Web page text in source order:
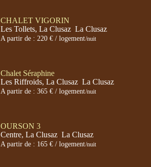
CHALET VIGORIN
Les Tollets, La Clusaz, La Clusaz
A partir de : 220 € / logement/nuit
Chalet Séraphine
Les Riffroids, La Clusaz, La Clusaz
A partir de : 365 € / logement/nuit
OURSON 3
Centre, La Clusaz, La Clusaz
A partir de : 165 € / logement/nuit